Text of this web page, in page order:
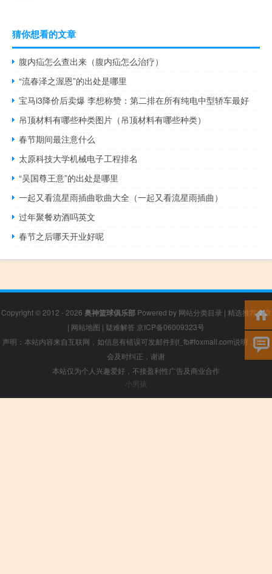
猜你想看的文章
腹内疝怎么查出来（腹内疝怎么治疗）
“流春泽之渥恩”的出处是哪里
宝马i3降价后卖爆 李想称赞：第二排在所有纯电中型轿车最好
吊顶材料有哪些种类图片（吊顶材料有哪些种类）
春节期间最注意什么
太原科技大学机械电子工程排名
“吴国尊王意”的出处是哪里
一起又看流星雨插曲歌曲大全（一起又看流星雨插曲）
过年聚餐劝酒吗英文
春节之后哪天开业好呢
Copyright © 2012 - 2026 奥神篮球俱乐部Powered by 网站分类目录 | 精选推荐文章
| 网站地图 | 疑难解答 京ICP备06009323号
声明：本站内容来自互联网，如信息有错误可发邮件到f_fb#foxmail.com说明，我们
会及时纠正，谢谢
本站仅为个人兴趣爱好，不接盈利性广告及商业合作
小男孩